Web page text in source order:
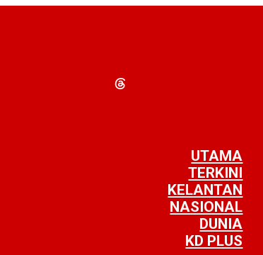
UTAMA
TERKINI
KELANTAN
NASIONAL
DUNIA
KD PLUS